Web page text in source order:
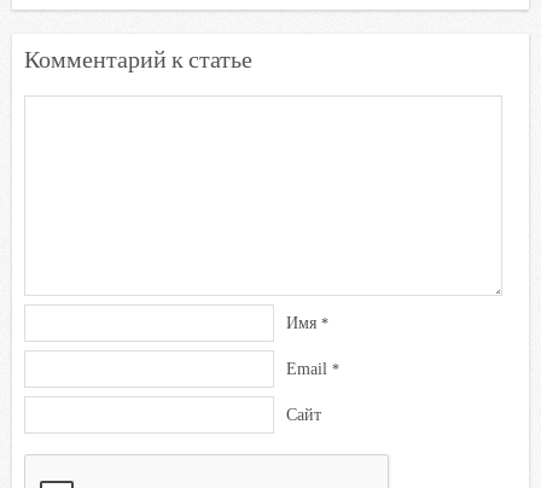
Комментарий к статье
Имя *
Email *
Сайт